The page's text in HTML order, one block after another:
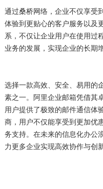
通过桑桥网络，企业不仅享受
体验到更贴心的客户服务以及
系，不仅让企业用户在使用过
业务的发展，实现企业的长期
选择一款高效、安全、易用的
素之一。阿里企业邮箱凭借其
用户提供了极致的邮件通信体
商，用户不仅能享受到更加优
务支持。在未来的信息化办公
力更多企业实现高效协作与创